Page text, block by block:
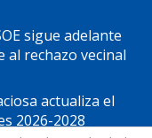
sigue adelante
al rechazo vecinal
actualiza el
2026-2028